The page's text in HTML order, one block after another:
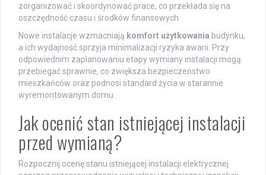
zorganizować i skoordynować prace, co przekłada się na
oszczędność czasu i środków finansowych.
Nowe instalacje wzmacniają komfort użytkowania budynku,
a ich wydajność sprzyja minimalizacji ryzyka awarii. Przy
odpowiednim zaplanowaniu etapy wymiany instalacji mogą
przebiegać sprawnie, co zwiększa bezpieczeństwo
mieszkańców oraz podnosi standard życia w starannie
wyremontowanym domu.
Jak ocenić stan istniejącej instalacji
przed wymianą?
Rozpocznij ocenę stanu istniejącej instalacji elektrycznej